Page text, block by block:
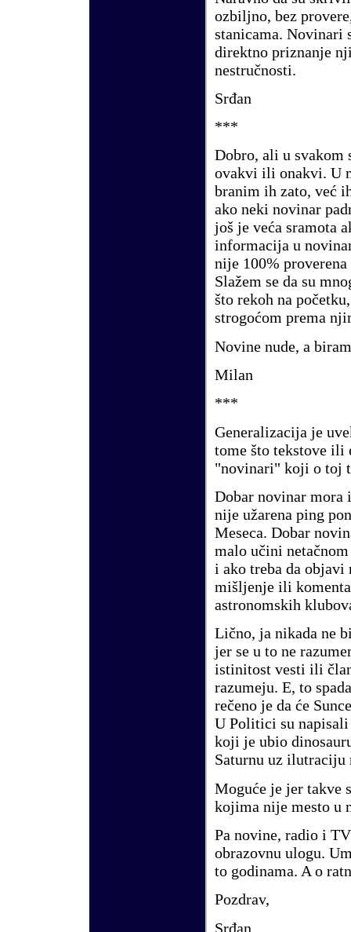
ozbiljno, bez
stanicama.
direktno priznanje
nestručnosti.
Srđan
***
Dobro, ali u svakom
ovakvi ili onakvi. U
branim ih zato, već
ako neki novinar
još je veća sramota
informacija u
nije 100% proverena
Slažem se da su
što rekoh na poč
strogoćom prema
Novine nude, a
Milan
***
Generalizacija je
tome što tekstove ili
"novinari" koji o toj
Dobar novinar mora
nije užarena ping
Meseca. Dobar
malo učini netač
i ako treba da
mišljenje ili
astronomskih
Lično, ja nikada ne
jer se u to ne
istinitost vesti ili č
razumeju. E, to
rečeno je da će
U Politici su
koji je ubio
Saturnu uz ilutraciju
Moguće je jer takve
kojima nije mesto u
Pa novine, radio i
obrazovnu ulogu.
to godinama. A o
Pozdrav,
Srđan